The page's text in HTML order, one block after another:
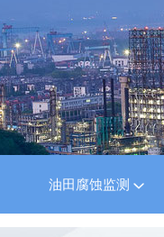
油田腐蚀监测